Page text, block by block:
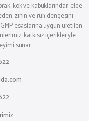
kök ve kabuklarından elde
zihin ve ruh dengesini
esaslarına uygun üretilen
katkısız içerikleriyle
sunar.